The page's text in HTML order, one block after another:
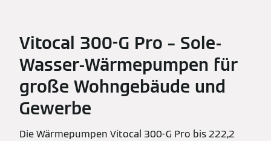
Vitocal 300-G Pro – Sole-
Wasser-Wärmepumpen für
große Wohngebäude und
Gewerbe
Die Wärmepumpen Vitocal 300-G Pro bis 222,2